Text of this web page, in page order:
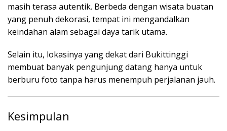
masih terasa autentik. Berbeda dengan wisata buatan
yang penuh dekorasi, tempat ini mengandalkan
keindahan alam sebagai daya tarik utama.
Selain itu, lokasinya yang dekat dari Bukittinggi
membuat banyak pengunjung datang hanya untuk
berburu foto tanpa harus menempuh perjalanan jauh.
Kesimpulan